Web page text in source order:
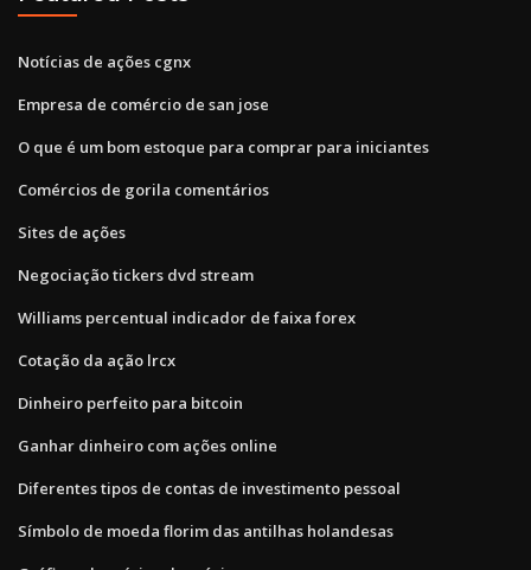
Notícias de ações cgnx
Empresa de comércio de san jose
O que é um bom estoque para comprar para iniciantes
Comércios de gorila comentários
Sites de ações
Negociação tickers dvd stream
Williams percentual indicador de faixa forex
Cotação da ação lrcx
Dinheiro perfeito para bitcoin
Ganhar dinheiro com ações online
Diferentes tipos de contas de investimento pessoal
Símbolo de moeda florim das antilhas holandesas